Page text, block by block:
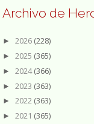
Archivo de
► 2026 (228)
► 2025 (365)
► 2024(366)
► 2023 (363)
► 2022 (363)
► 2021 (365)